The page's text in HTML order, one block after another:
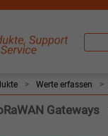
> Werte erfassen >
Gateways